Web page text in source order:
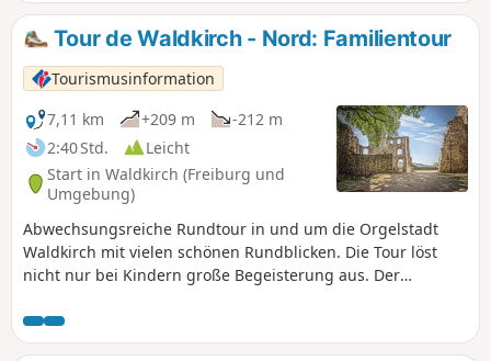
Tour de Waldkirch - Nord: Familientour
Tourismusinformation
7,11 km
+209 m
-212 m
2:40 Std.
Leicht
Start in Waldkirch (Freiburg und
Umgebung)
Abwechsungsreiche Rundtour in und um die Orgelstadt
Waldkirch mit vielen schönen Rundblicken. Die Tour löst
nicht nur bei Kindern große Begeisterung aus. Der
allerlei Spielen.Aber auch die weite Sicht bis hinüber zum
Kaiserstuhl, über Waldkirch hinweg zum Kandel ist ein